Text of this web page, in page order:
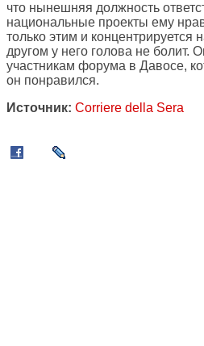
что нынешняя должность
национальные проекты ему
только этим и концентрируется
другом у него голова не болит.
участникам форума в Давосе,
он понравился.
Источник: Corriere della Sera